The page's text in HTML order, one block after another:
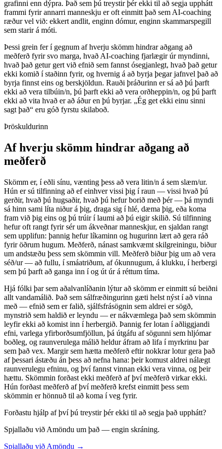
grafinni enn dýpra. Það sem þú treystir þér ekki til að segja upphátt
frammi fyrir annarri manneskju er oft einmitt það sem AI-coaching
ræður vel við: ekkert andlit, enginn dómur, enginn skammarspegill
sem starir á móti.
Þessi grein fer í gegnum af hverju skömm hindrar aðgang að
meðferð fyrir svo marga, hvað AI-coaching fjarlægir úr myndinni,
hvað það getur gert við efnið sem fannst ósegjanlegt, hvað það getur
ekki komið í staðinn fyrir, og hvernig á að byrja þegar jafnvel það að
byrja finnst eins og berskjöldun. Rauði þráðurinn er sá að þú þarft
ekki að vera tilbúin/n, þú þarft ekki að vera orðheppin/n, og þú þarft
ekki að vita hvað er að áður en þú byrjar. „Ég get ekki einu sinni
sagt það“ eru góð fyrstu skilaboð.
Þröskuldurinn
Af hverju skömm hindrar aðgang að
meðferð
Skömm er, í eðli sínu, vænting þess að vera litin/n á sem slæm/ur.
Hún er sú tilfinning að ef einhver vissi þig í raun — vissi hvað þú
gerðir, hvað þú hugsaðir, hvað þú hefur borið með þér — þá myndi
sá hinn sami líta niður á þig, draga sig í hlé, dæma þig, eða koma
fram við þig eins og þú trúir í laumi að þú eigir skilið. Sú tilfinning
hefur oft rangt fyrir sér um ákveðnar manneskjur, en sjaldan rangt
sem upplifun: þannig hefur líkaminn og hugurinn lært að gera ráð
fyrir öðrum hugum. Meðferð, nánast samkvæmt skilgreiningu, biður
um andstæðu þess sem skömmin vill. Meðferð biður þig um að vera
séð/ur — að fullu, í smáatriðum, af ókunnugum, á klukku, í herbergi
sem þú þarft að ganga inn í og út úr á réttum tíma.
Hjá fólki þar sem aðalvanlíðanin lýtur að skömm er einmitt sú beiðni
allt vandamálið. Það sem sálfræðingurinn gæti helst nýst í að vinna
með — efnið sem er falið, sjálfsfrásögnin sem aldrei er sögð,
mynstrið sem haldið er leyndu — er nákvæmlega það sem skömmin
leyfir ekki að komist inn í herbergið. Þannig fer lotan í aðliggjandi
efni, varlega yfirborðsumfjöllun, þá útgáfu af sögunni sem hljómar
boðleg, og raunverulega málið heldur áfram að lifa í myrkrinu þar
sem það vex. Margir sem hætta meðferð eftir nokkrar lotur gera það
af þessari ástæðu án þess að nefna hana: þeir komust aldrei nálægt
raunverulegu efninu, og því fannst vinnan ekki vera vinna, og þeir
hættu. Skömmin forðast ekki meðferð af því meðferð virkar ekki.
Hún forðast meðferð af því meðferð krefst einmitt þess sem
skömmin er hönnuð til að koma í veg fyrir.
Forðastu hjálp af því þú treystir þér ekki til að segja það upphátt?
Spjallaðu við Amöndu um það — engin skráning.
Spjallaðu við Amöndu →